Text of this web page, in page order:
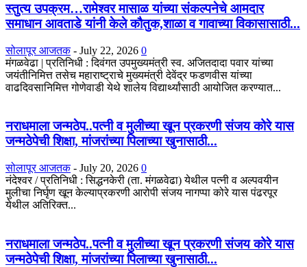
स्तुत्य उपक्रम…रामेश्वर मासाळ यांच्या संकल्पनेचे आमदार
समाधान आवताडे यांनी केले कौतुक,शाळा व गावाच्या विकासासाठी...
सोलापूर आजतक - July 22, 2026 0
मंगळवेढा | प्रतिनिधी : दिवंगत उपमुख्यमंत्री स्व. अजितदादा पवार यांच्या
जयंतीनिमित्त तसेच महाराष्ट्राचे मुख्यमंत्री देवेंद्र फडणवीस यांच्या
वाढदिवसानिमित्त गोणेवाडी येथे शालेय विद्यार्थ्यांसाठी आयोजित करण्यात...
नराधमाला जन्मठेप..पत्नी व मुलीच्या खून प्रकरणी संजय कोरे यास
जन्मठेपेची शिक्षा, मांजरांच्या पिलाच्या खुनासाठी...
सोलापूर आजतक - July 20, 2026 0
नंदेश्वर / प्रतिनिधी : सिद्धनकेरी (ता. मंगळवेढा) येथील पत्नी व अल्पवयीन
मुलीचा निर्घृण खून केल्याप्रकरणी आरोपी संजय नागप्पा कोरे यास पंढरपूर
येथील अतिरिक्त...
नराधमाला जन्मठेप..पत्नी व मुलीच्या खून प्रकरणी संजय कोरे यास
जन्मठेपेची शिक्षा, मांजरांच्या पिलाच्या खुनासाठी...